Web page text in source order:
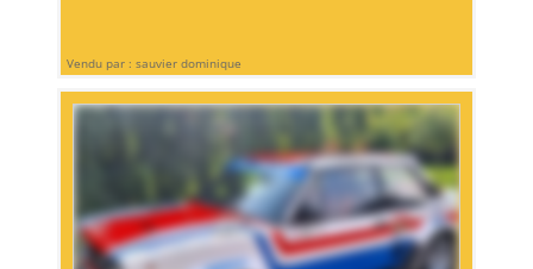
Vendu par : sauvier dominique